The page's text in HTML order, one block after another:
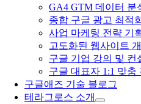
GA4 GTM 데이터 분
종합 구글 광고 최적
사업 마케팅 전략 기
고도화된 웹사이트
구글 기업 강의 및 컨
구글 대표자 1:1 맞
구글애즈 기술 블로그
테라그로스 소개